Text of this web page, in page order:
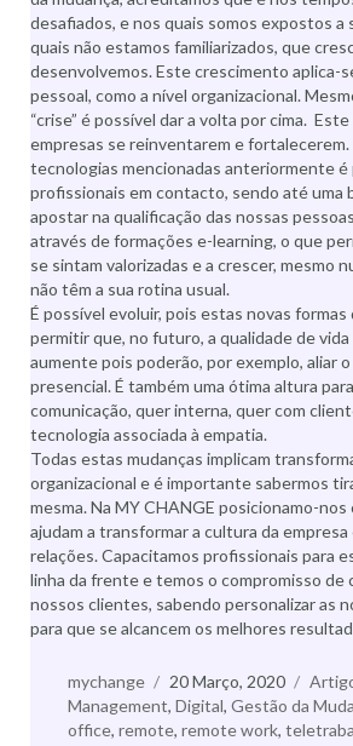
desafiados, e nos quais somos expostos a
quais não estamos familiarizados, que
desenvolvemos. Este crescimento aplica-
pessoal, como a nível organizacional.
“crise” é possível dar a volta por cima.
empresas se reinventarem e fortalecerem.
tecnologias mencionadas anteriormente é
profissionais em contacto, sendo até uma
apostar na qualificação das nossas
através de formações e-learning, o que
se sintam valorizadas e a crescer, mesmo
não têm a sua rotina usual.
É possível evoluir, pois estas novas formas
permitir que, no futuro, a qualidade de
aumente pois poderão, por exemplo, aliar
presencial. É também uma ótima altura
comunicação, quer interna, quer com
tecnologia associada à empatia.
Todas estas mudanças implicam
organizacional e é importante sabermos
mesma. Na MY CHANGE posicionamo-
ajudam a transformar a cultura da
relações. Capacitamos profissionais para
linha da frente e temos o compromisso de
nossos clientes, sabendo personalizar as
para que se alcancem os melhores
Autor
mychange
Publicado
a
20 Março, 2020
Management, Digital, Gestão da
office, remote, remote work,